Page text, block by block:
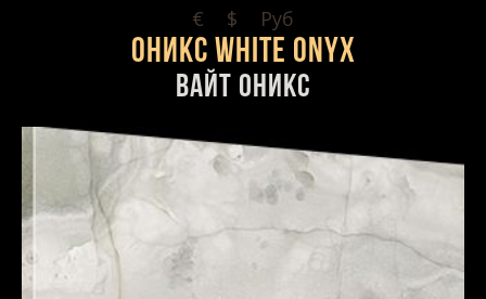
€ $ Pуб
Оникс White Onyx
Вайт Оникс